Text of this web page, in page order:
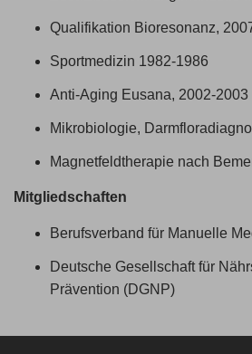
Qualifikation Bioresonanz,
Sportmedizin 1982-1986
Anti-Aging Eusana, 2002-2003
Mikrobiologie,
Magnetfeldtherapie nach
Mitgliedschaften
Berufsverband für Manuelle
Deutsche Gesellschaft für
Prävention (DGNP)